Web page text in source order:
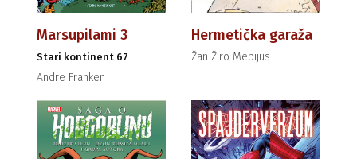
Marsupilami 3
Stari kontinent 67
Andre Franken
Hermetička garaža
Žan Žiro Mebijus